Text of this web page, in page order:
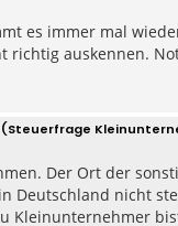
es immer mal
richtig auskennen.
(Steuerfrage
Der Ort der
Deutschland nicht
Kleinunternehmer